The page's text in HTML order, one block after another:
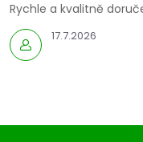
17.7.2026
Rychle a kvalitně